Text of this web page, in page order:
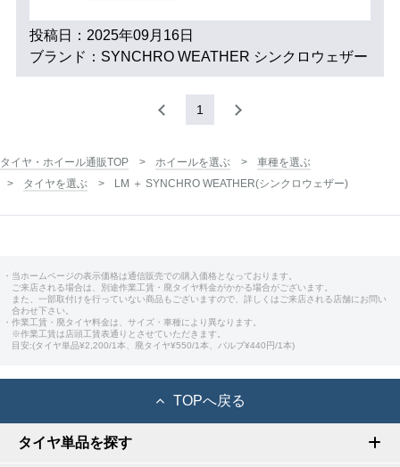
投稿日：2025年09月16日
ブランド：SYNCHRO WEATHER シンクロウェザー
1
タイヤ・ホイール通販TOP ホイールを選ぶ
車種を選ぶ
タイヤを選ぶ
LM ＋ SYNCHRO WEATHER(シンクロウェザー)
・当ホームページの表示価格は通信販売での購入価格となっております。
ご来店される場合は、別途作業工賃・廃タイヤ料金がかかる場合がございます。
また、一部取付けを行っていない商品もございますので、詳しくはご来店される店舗にお問い
合わせ下さい。
・作業工賃・廃タイヤ料金は、サイズ・車種により異なります。
※作業工賃は店頭工賃表通りとさせていただきます。
目安:(タイヤ単品¥2,200/1本、廃タイヤ¥550/1本、バルブ¥440円/1本)
TOPへ戻る
タイヤ単品を探す